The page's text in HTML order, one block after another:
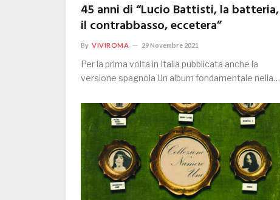
45 anni di “Lucio Battisti, la batteria,
il contrabbasso, eccetera”
By VIVIROMA 29 Novembre 2021
Per la prima volta in Italia pubblicata anche la
versione spagnola Un album fondamentale nella…